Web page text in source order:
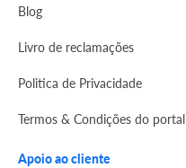
Blog
Livro de reclamações
Politica de Privacidade
Termos & Condições do portal
Apoio ao cliente